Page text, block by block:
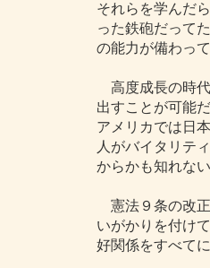
それらを学んだ
った鉄砲だって
の能力が備わっ
高度成長の時代
出すことが可能
アメリカでは日
人がバイタリテ
からかも知れない
憲法９条の改正
いがかりを付け
好関係をすべて